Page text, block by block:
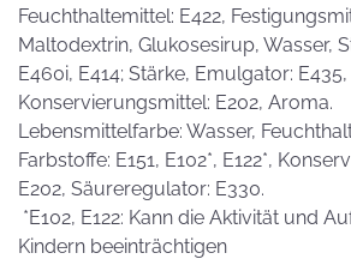
Feuchthaltemittel: E422,
Maltodextrin, Glukosesirup, Wasser,
E460i, E414; Stärke, Emulgator:
Konservierungsmittel: E202, Aroma.
Lebensmittelfarbe: Wasser,
Farbstoffe: E151, E102*, E122*,
E202, Säureregulator: E330.
*E102, E122: Kann die Aktivität und
Kindern beeinträchtigen